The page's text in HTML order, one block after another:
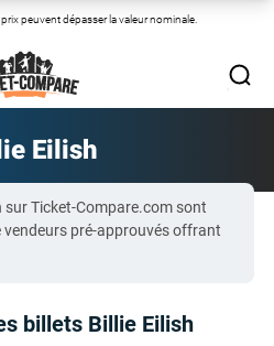
peuvent dépasser la valeur nominale.
Eilish
sur Ticket-Compare.com sont
pré-approuvés offrant
billets Billie Eilish